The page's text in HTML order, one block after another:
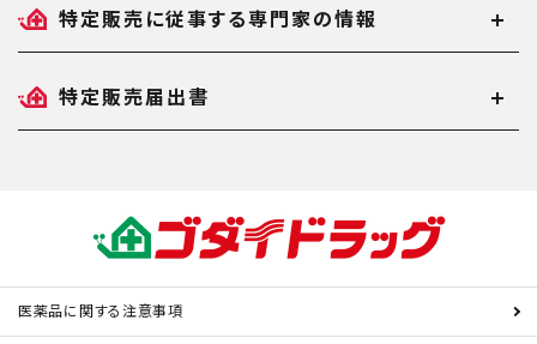
特定販売に従事する専門家の情報
特定販売届出書
医薬品に関する注意事項